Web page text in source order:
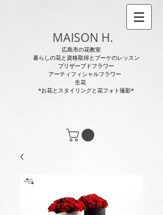
MAISON H.
広島市の花教室
暮らしの花と資格取得とブーケのレッスン
プリザーブドフラワー
アーティフィシャルフラワー
生花
*お花とスタイリングと花フォト撮影*